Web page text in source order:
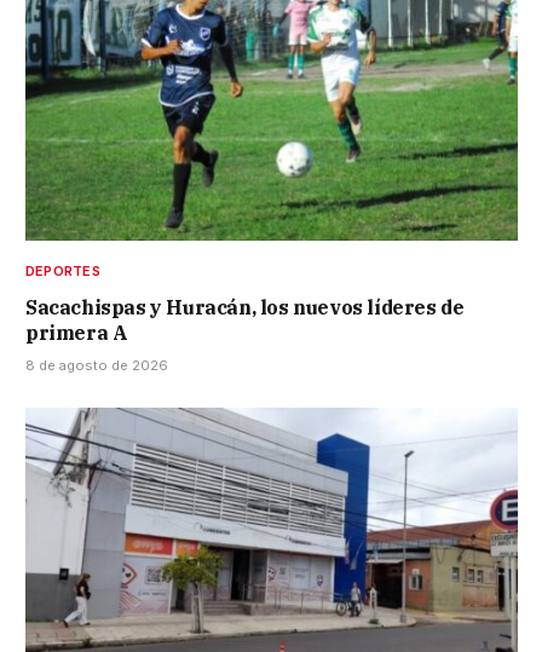
DEPORTES
Sacachispas y Huracán, los nuevos líderes de
primera A
8 de agosto de 2026